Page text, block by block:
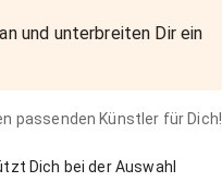
und unterbreiten Dir ein
passenden Künstler für Dich!
Dich bei der Auswahl